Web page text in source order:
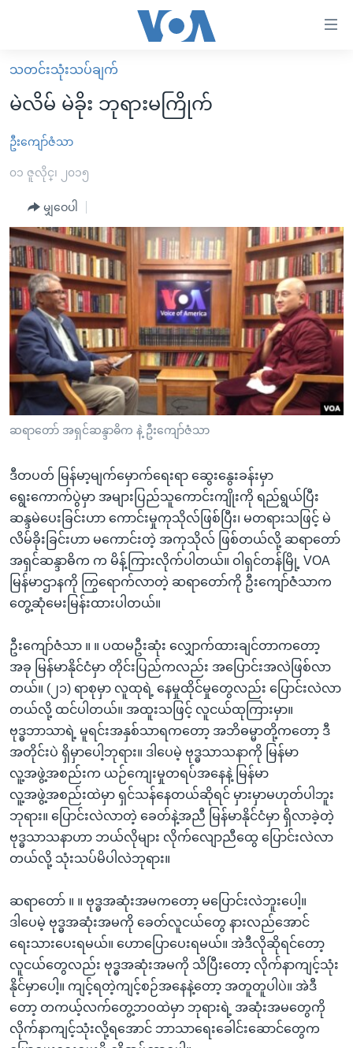
လွယ်ကူ
စေ
Link
များ
အကြောင်းအရာ
သို့
ကျော်
ကြည့်
ရန်
ပင်မ
ညွန်း
စာမျက်နှာ
ကျော်
ရှာဖွေ
သို့
ကျော်
မူလစာမျက်နှာ
မြန်မာ
ကမ္ဘာ့သတင်းများ
နိုင်ငံတကာ
တရုတ်
အစ္စရေး-ပါလက်စတိုင်း
ဗွီဒီယို
ရပ်ဝန်းတခု လမ်းတခု အလွန်
အင်္ဂလိပ်စာလေ့လာမယ်
အမေရိကန်သုံးအီဒီယံ
မကြေးမုံရဲ့ အင်္ဂလိပ်စာ
ရုပ်ရှင်ထဲက အင်္ဂလိပ်စာ
သုတပဒေသာ အင်္ဂလိပ်စာ
အပတ်စဉ်ကဏ္ဍများ
ရေဒီယို
တီဗွီ
ရေဒီယိုနှင့်ရုပ်သံ အချက်အလက်များ
ရေဒီယို/တီဗွီအစီအစဉ်
Learning English
ဗွီအိုအေ လူမှုကွန်ယက်များ
ဘာသာစကားများ
သတင်းသုံးသပ်ချက်
မဲလိမ် မဲခိုး ဘုရားမကြိုက်
ဦးကျော်ဇံသာ
၀၁ ဇူလိုင္၊ ၂၀၁၅
မျှဝေပါ
ဆရာတော် အရှင်ဆန္ဒာဓိက နဲ့ ဦးကျော်ဇံသာ
ဒီတပတ် မြန်မာ့မျက်မှောက်ရေးရာ ဆွေးနွေးခန်းမှာ
ရွေးကောက်ပွဲမှာ အများပြည်သူကောင်းကျိုးကို ရည်ရွယ်ပြီး
ဆန္ဒမဲပေးခြင်းဟာ ကောင်းမှုကုသိုလ်ဖြစ်ပြီး၊ မတရားသဖြင့် မဲ
လိမ်ခိုးခြင်းဟာ မကောင်းတဲ့ အကုသိုလ် ဖြစ်တယ်လို့ ဆရာတော်
အရှင်ဆန္ဒာဓိက က မိန့်ကြားလိုက်ပါတယ်။ ဝါရှင်တန်မြို့ VOA
မြန်မာဌာနကို ကြွရောက်လာတဲ့ ဆရာတော်ကို ဦးကျော်ဇံသာက
တွေ့ဆုံမေးမြန်းထားပါတယ်။
ဦးကျော်ဇံသာ ။ ။ ပထမဦးဆုံး လျှောက်ထားချင်တာကတော့
အခု မြန်မာနိုင်ငံမှာ တိုင်းပြည်ကလည်း အပြောင်းအလဲဖြစ်လာ
တယ်။ (၂၁) ရာစုမှာ လူထုရဲ့ နေမှုထိုင်မှုတွေလည်း ပြောင်းလဲလာ
တယ်လို့ ထင်ပါတယ်။ အထူးသဖြင့် လူငယ်ထုကြားမှာ။
ဗုဒ္ဓဘာသာရဲ့ မူရင်းအနှစ်သာရကတော့ အဘိဓမ္မာတို့ကတော့ ဒီ
အတိုင်းပဲ ရှိမှာပေါ့ဘုရား။ ဒါပေမဲ့ ဗုဒ္ဓသာသနာကို မြန်မာ
လူ့အဖွဲ့အစည်းက ယဉ်ကျေးမှုတရပ်အနေနဲ့ မြန်မာ
လူ့အဖွဲ့အစည်းထဲမှာ ရှင်သန်နေတယ်ဆိုရင် မှားမှာမဟုတ်ပါဘူး
ဘုရား။ ပြောင်းလဲလာတဲ့ ခေတ်နဲ့အညီ မြန်မာနိုင်ငံမှာ ရှိလာခဲ့တဲ့
ဗုဒ္ဓသာသနာဟာ ဘယ်လိုများ လိုက်လျောညီထွေ ပြောင်းလဲလာ
တယ်လို့ သုံးသပ်မိပါလဲဘုရား။
ဆရာတော် ။ ။ ဗုဒ္ဓအဆုံးအမကတော့ မပြောင်းလဲဘူးပေါ့။
ဒါပေမဲ့ ဗုဒ္ဓအဆုံးအမကို ခေတ်လူငယ်တွေ နားလည်အောင်
ရေးသားပေးရမယ်။ ဟောပြောပေးရမယ်။ အဲဒီလိုဆိုရင်တော့
လူငယ်တွေလည်း ဗုဒ္ဓအဆုံးအမကို သိပြီးတော့ လိုက်နာကျင့်သုံး
နိုင်မှာပေါ့။ ကျင့်ရတဲ့ကျင့်စဉ်အနေနဲ့တော့ အတူတူပါပဲ။ အဲဒီ
တော့ တကယ့်လက်တွေ့ဘဝထဲမှာ ဘုရားရဲ့ အဆုံးအမတွေကို
လိုက်နာကျင့်သုံးလို့ရအောင် ဘာသာရေးခေါင်းဆောင်တွေက